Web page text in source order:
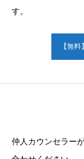
す。
【無
仲人カウンセラー